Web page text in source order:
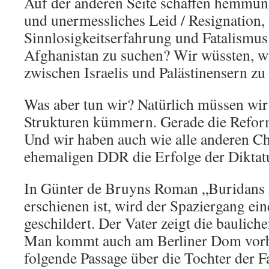
und unermessliches Leid / Resignation,
Sinnlosigkeitserfahrung und
Afghanistan zu suchen? Wir wüssten,
zwischen Israelis und Palästinensern zu
Was aber tun wir? Natürlich müssen
Strukturen kümmern. Gerade die
Und wir haben auch wie alle anderen
ehemaligen DDR die Erfolge der
In Günter de Bruyns Roman „Buridans
erschienen ist, wird der Spaziergang
geschildert. Der Vater zeigt die
Man kommt auch am Berliner Dom
folgende Passage über die Tochter der